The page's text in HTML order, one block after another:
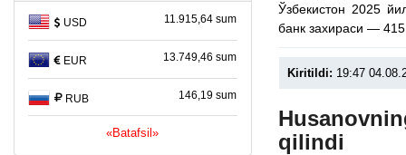
USD 11.915,64 sum
EUR 13.749,46 sum
RUB 146,19 sum
«Batafsil»
Ўзбекистон 2025
банк захираси —
Kiritildi: 19:47
qilindi